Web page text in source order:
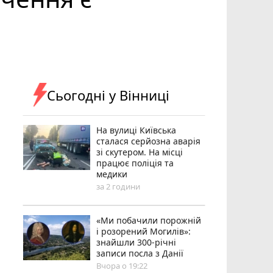
Сьогодні у Вінниці
На вулиці Київська
сталася серйозна аварія
зі скутером. На місці
працює поліція та
медики
за 2 години
«Ми побачили порожній
і розорений Могилів»:
знайшли 300-річні
записи посла з Данії
Вчора о 19:22